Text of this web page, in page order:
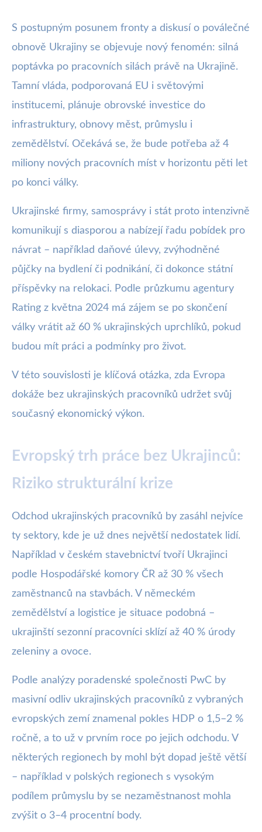
S postupným posunem fronty a diskusí o poválečné
obnově Ukrajiny se objevuje nový fenomén: silná
poptávka po pracovních silách právě na Ukrajině.
Tamní vláda, podporovaná EU i světovými
institucemi, plánuje obrovské investice do
infrastruktury, obnovy měst, průmyslu i
zemědělství. Očekává se, že bude potřeba až 4
miliony nových pracovních míst v horizontu pěti let
po konci války.
Ukrajinské firmy, samosprávy i stát proto intenzivně
komunikují s diasporou a nabízejí řadu pobídek pro
návrat – například daňové úlevy, zvýhodněné
půjčky na bydlení či podnikání, či dokonce státní
příspěvky na relokaci. Podle průzkumu agentury
Rating z května 2024 má zájem se po skončení
války vrátit až 60 % ukrajinských uprchlíků, pokud
budou mít práci a podmínky pro život.
V této souvislosti je klíčová otázka, zda Evropa
dokáže bez ukrajinských pracovníků udržet svůj
současný ekonomický výkon.
Evropský trh práce bez Ukrajinců:
Riziko strukturální krize
Odchod ukrajinských pracovníků by zasáhl nejvíce
ty sektory, kde je už dnes největší nedostatek lidí.
Například v českém stavebnictví tvoří Ukrajinci
podle Hospodářské komory ČR až 30 % všech
zaměstnanců na stavbách. V německém
zemědělství a logistice je situace podobná –
ukrajinští sezonní pracovníci sklízí až 40 % úrody
zeleniny a ovoce.
Podle analýzy poradenské společnosti PwC by
masivní odliv ukrajinských pracovníků z vybraných
evropských zemí znamenal pokles HDP o 1,5–2 %
ročně, a to už v prvním roce po jejich odchodu. V
některých regionech by mohl být dopad ještě větší
– například v polských regionech s vysokým
podílem průmyslu by se nezaměstnanost mohla
zvýšit o 3–4 procentní body.